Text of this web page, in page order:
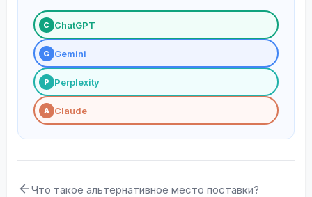
С ChatGPT
G Gemini
P Perplexity
A Claude
Что такое альтернативное место поставки?